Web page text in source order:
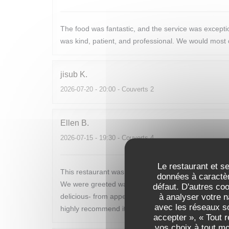
Le restaurant et
données à
défaut. D'autres
à analyser votre
avec les réseaux
accepter », « Tout
The food was fantastic, and the service was
was kind, patient, and professional. We would most
jisub K
2026-07-20 - 20:00 - Couverts 2
Ellen B
2026-07-15 - 19:30 - Couverts 4
This restaurant was the perfect end to our week
We were greeted warmly and seated promptly.
delicious- from appetizers to main to dessert. The
highly recommend it to anyone looking for a